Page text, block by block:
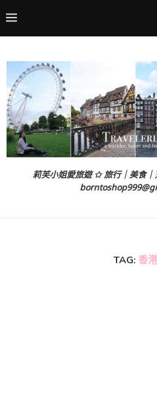
莉芙小姐愛旅遊 ✩ 旅行｜美食
TAG: 香港